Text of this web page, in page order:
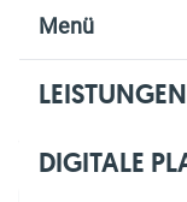
Menü
LEISTUNGEN
DIGITALE
Home